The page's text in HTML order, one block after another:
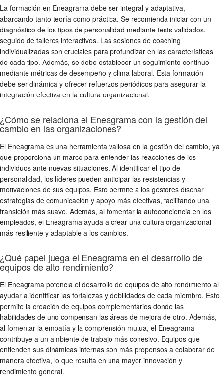
La formación en Eneagrama debe ser integral y adaptativa,
abarcando tanto teoría como práctica. Se recomienda iniciar con un
diagnóstico de los tipos de personalidad mediante tests validados,
seguido de talleres interactivos. Las sesiones de coaching
individualizadas son cruciales para profundizar en las características
de cada tipo. Además, se debe establecer un seguimiento continuo
mediante métricas de desempeño y clima laboral. Esta formación
debe ser dinámica y ofrecer refuerzos periódicos para asegurar la
integración efectiva en la cultura organizacional.
¿Cómo se relaciona el Eneagrama con la gestión del
cambio en las organizaciones?
El Eneagrama es una herramienta valiosa en la gestión del cambio, ya
que proporciona un marco para entender las reacciones de los
individuos ante nuevas situaciones. Al identificar el tipo de
personalidad, los líderes pueden anticipar las resistencias y
motivaciones de sus equipos. Esto permite a los gestores diseñar
estrategias de comunicación y apoyo más efectivas, facilitando una
transición más suave. Además, al fomentar la autoconciencia en los
empleados, el Eneagrama ayuda a crear una cultura organizacional
más resiliente y adaptable a los cambios.
¿Qué papel juega el Eneagrama en el desarrollo de
equipos de alto rendimiento?
El Eneagrama potencia el desarrollo de equipos de alto rendimiento al
ayudar a identificar las fortalezas y debilidades de cada miembro. Esto
permite la creación de equipos complementarios donde las
habilidades de uno compensan las áreas de mejora de otro. Además,
al fomentar la empatía y la comprensión mutua, el Eneagrama
contribuye a un ambiente de trabajo más cohesivo. Equipos que
entienden sus dinámicas internas son más propensos a colaborar de
manera efectiva, lo que resulta en una mayor innovación y
rendimiento general.